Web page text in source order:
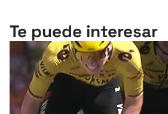
Te puede interesar